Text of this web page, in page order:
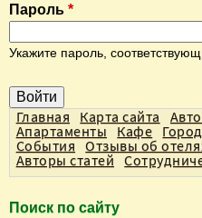
е
в
л
а
д
к
и
Пароль *
Укажите пароль,
Главная Карта сайта
Апартаменты
Кафе
События
Отзывы об
Авторы статей
Поиск по сайту